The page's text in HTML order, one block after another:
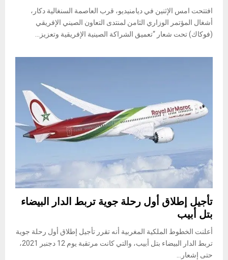
افتتحت امس الإثنين في ديامنيديو، قرب العاصمة السنغالية دكار،
أشغال المؤتمر الوزاري الثامن لمنتدى التعاون الصيني الإفريقي
(فوكاك) تحت شعار “تعميق الشراكة الصينية الإفريقية وتعزيز...
تأجيل إطلاق أول رحلة جوية تربط الدار البيضاء
بتل أبيب
أعلنت الخطوط الملكية المغربية أنه تقرر تأجيل إطلاق أول رحلة جوية
تربط الدار البيضاء بتل أبيب، والتي كانت مرتقبة يوم 12 دجنبر 2021،
حتى إشعار...